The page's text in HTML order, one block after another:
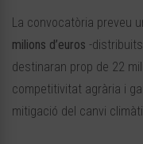
La convocatòria preveu
milions d’euros -
destinaran prop de 22
competitivitat agrària i
mitigació del canvi